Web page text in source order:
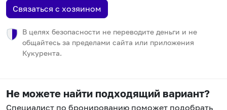
Связаться с хозяином
В целях безопасности не переводите деньги и не
общайтесь за пределами сайта или приложения
Кукурента.
Не можете найти подходящий вариант?
Специалист по бронированию поможет подобрать